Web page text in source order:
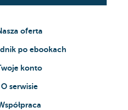
oferta
po ebookach
konto
O serwisie